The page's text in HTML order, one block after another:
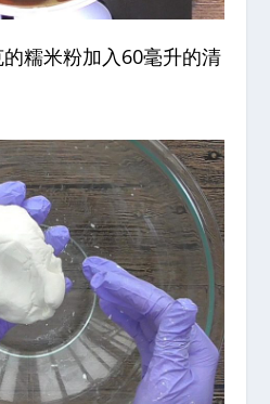
糯米粉加入60毫升的清